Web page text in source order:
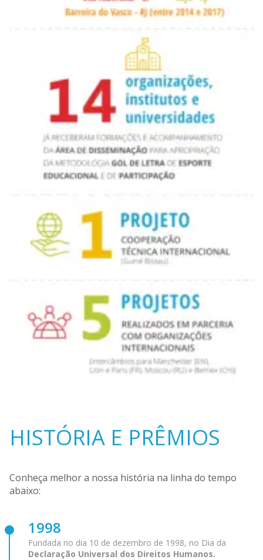
HISTÓRIA E PRÊMIOS
Conheça melhor a nossa história na linha do tempo
abaixo:
1998
Fundada no dia 10 de dezembro de 1998, no Dia da
Declaração Universal dos Direitos Humanos.